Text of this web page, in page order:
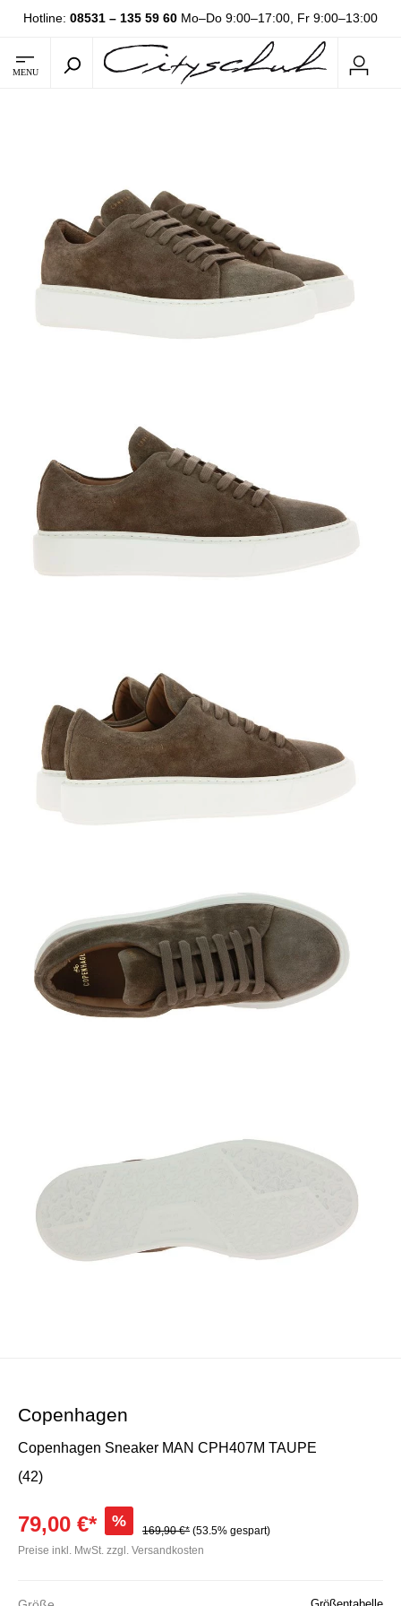
Hotline: 08531 – 135 59 60 Mo–Do 9:00–17:00, Fr 9:00–13:00
MENU
Copenhagen
Copenhagen Sneaker MAN CPH407M TAUPE
(42)
79,00 €* %
169,90 €* (53.5% gespart)
Preise inkl. MwSt. zzgl. Versandkosten